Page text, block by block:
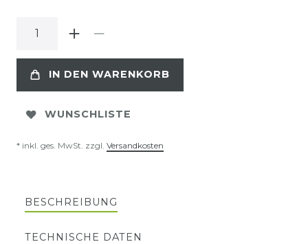
IN DEN WARENKORB
WUNSCHLISTE
* inkl. ges. MwSt. zzgl. Versandkosten
BESCHREIBUNG
TECHNISCHE DATEN